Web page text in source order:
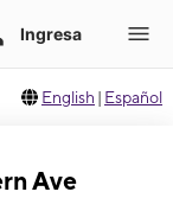
English | Español
Ave